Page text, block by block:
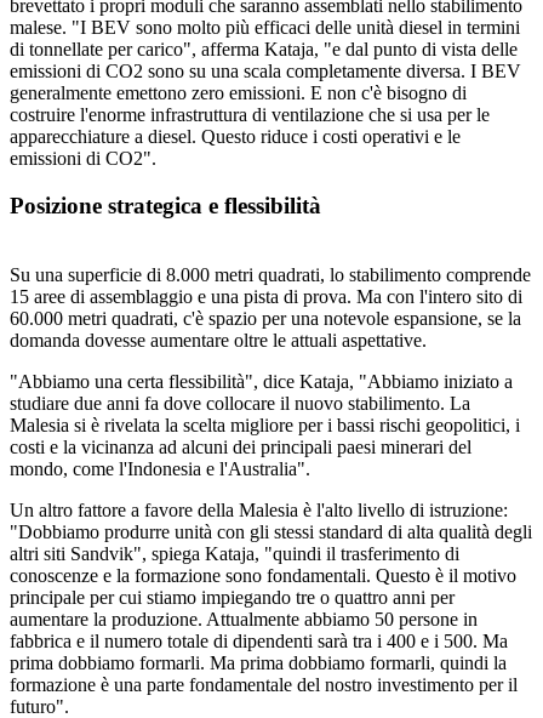
brevettato i propri moduli che saranno assemblati nello stabilimento
malese. "I BEV sono molto più efficaci delle unità diesel in termini
di tonnellate per carico", afferma Kataja, "e dal punto di vista delle
emissioni di CO2 sono su una scala completamente diversa. I BEV
generalmente emettono zero emissioni. E non c'è bisogno di
costruire l'enorme infrastruttura di ventilazione che si usa per le
apparecchiature a diesel. Questo riduce i costi operativi e le
emissioni di CO2".
Posizione strategica e flessibilità
Su una superficie di 8.000 metri quadrati, lo stabilimento comprende
15 aree di assemblaggio e una pista di prova. Ma con l'intero sito di
60.000 metri quadrati, c'è spazio per una notevole espansione, se la
domanda dovesse aumentare oltre le attuali aspettative.
"Abbiamo una certa flessibilità", dice Kataja, "Abbiamo iniziato a
studiare due anni fa dove collocare il nuovo stabilimento. La
Malesia si è rivelata la scelta migliore per i bassi rischi geopolitici, i
costi e la vicinanza ad alcuni dei principali paesi minerari del
mondo, come l'Indonesia e l'Australia".
Un altro fattore a favore della Malesia è l'alto livello di istruzione:
"Dobbiamo produrre unità con gli stessi standard di alta qualità degli
altri siti Sandvik", spiega Kataja, "quindi il trasferimento di
conoscenze e la formazione sono fondamentali. Questo è il motivo
principale per cui stiamo impiegando tre o quattro anni per
aumentare la produzione. Attualmente abbiamo 50 persone in
fabbrica e il numero totale di dipendenti sarà tra i 400 e i 500. Ma
prima dobbiamo formarli. Ma prima dobbiamo formarli, quindi la
formazione è una parte fondamentale del nostro investimento per il
futuro".